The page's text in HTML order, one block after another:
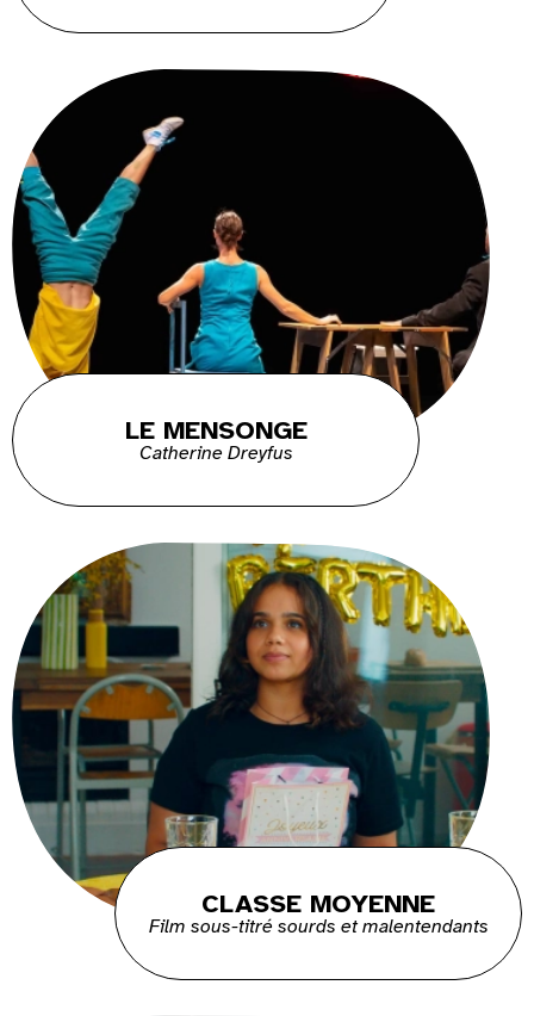
LE MENSONGE
Catherine Dreyfus
CLASSE MOYENNE
Film sous-titré sourds et malentendants